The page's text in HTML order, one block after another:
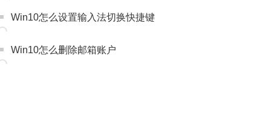
Win10怎么设置输入法切换快捷键
Win10怎么删除邮箱账户